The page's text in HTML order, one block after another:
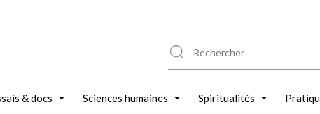
& docs Sciences humaines Spiritualités